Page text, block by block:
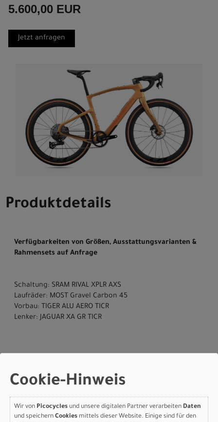
5.600,00 EUR
Jetzt anfragen
Produktdetails
Verfügbarkeiten von Größen, Ausstattungsvarianten &
Rahmensets auf Anfrage
Schaltung: SRAM RIVAL XPLR AXS
Laufräder: MOST Gravel Carbon 45
Vorbau: TIGER ALU AERO TICR
Lenker: JAGUAR XA GR TICR
Marke Pinarello:Cicli Pinarello S.r.l.
Viale della Repubblica,12
31020 Villorba TV
Cookie-Hinweis
Wir von Picocycles und unsere digitalen Partner verarbeiten Daten
und speichern Cookies mittels dieser Website. Einige sind für den